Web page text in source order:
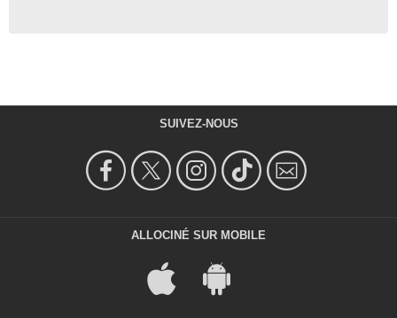
SUIVEZ-NOUS
ALLOCINÉ SUR MOBILE